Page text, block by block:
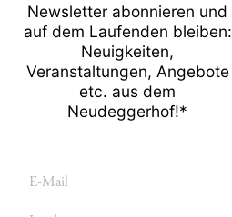
a
m
k
-
f
Newsletter abonnieren und
auf dem Laufenden bleiben:
Neuigkeiten,
Veranstaltungen, Angebote
etc. aus dem
Neudeggerhof!*